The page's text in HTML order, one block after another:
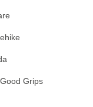
Grips